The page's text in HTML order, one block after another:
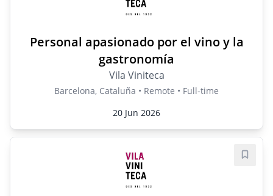
Personal apasionado por el vino y la
gastronomía
Vila Viniteca
Barcelona, Cataluña • Remote • Full-time
20 Jun 2026
Save